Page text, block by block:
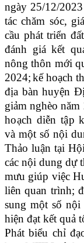
ngày 25/12/
tác chăm sóc,
cầu phát triển
đánh giá kết
nông thôn mới
2024;kế hoạch
địa bàn huyện
giảm nghèo
hoạch diễn tập
và một số nội
Thảo luận tại
các nội dung dự
mưu giúp việc
liên quan trình;
sung một số
hiện đạt kết quả
Phát biểu chỉ